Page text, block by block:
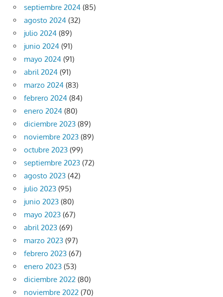
septiembre 2024 (85)
agosto 2024 (32)
julio 2024 (89)
junio 2024 (91)
mayo 2024 (91)
abril 2024 (91)
marzo 2024 (83)
febrero 2024 (84)
enero 2024 (80)
diciembre 2023 (89)
noviembre 2023 (89)
octubre 2023 (99)
septiembre 2023 (72)
agosto 2023 (42)
julio 2023 (95)
junio 2023 (80)
mayo 2023 (67)
abril 2023 (69)
marzo 2023 (97)
febrero 2023 (67)
enero 2023 (53)
diciembre 2022 (80)
noviembre 2022 (70)